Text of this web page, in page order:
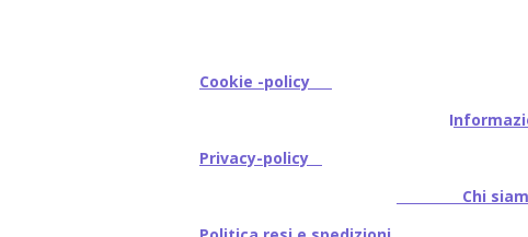
Cookie -policy
I
Privacy-policy
Chi